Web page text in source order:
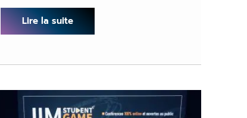
Lire la suite